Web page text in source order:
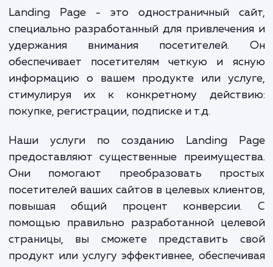
Как результат, возникает
создании качественной целевой
Landing Page.
Landing Page - это одностраничный
специально разработанный для
удержания внимания
обеспечивает посетителям четкую и
информацию о вашем продукте или
стимулируя их к конкретному
покупке, регистрации, подписке и т.д.
Наши услуги по созданию Landing
предоставляют существенные
Они помогают преобразовать